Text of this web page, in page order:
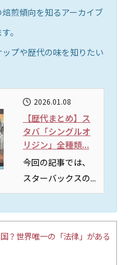
煎傾向を知るアーカイブ
。
ップや歴代の味を知りたい
2026.01.08
【歴代まとめ】ス
タバ「シングルオ
リジン」全種類...
今回の記事では、
スターバックスの...
？世界唯一の「法律」がある